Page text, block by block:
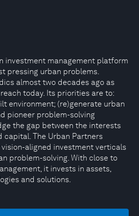
investment management platform
pressing urban problems.
almost two decades ago as
today. Its priorities are to:
environment; (re)generate urban
pioneer problem-solving
the gap between the interests
capital. The Urban Partners
aligned investment verticals
problem-solving. With close to
it invests in assets,
and solutions.